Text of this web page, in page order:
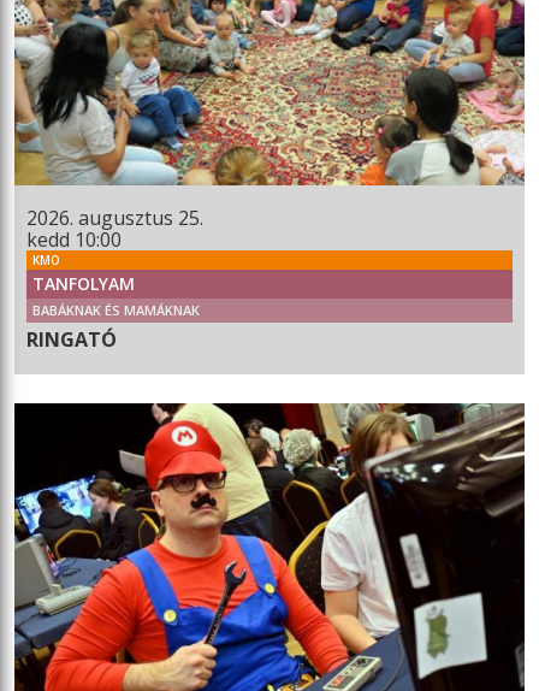
2026. augusztus 25.
kedd 10:00
KMO
TANFOLYAM
BABÁKNAK ÉS MAMÁKNAK
RINGATÓ